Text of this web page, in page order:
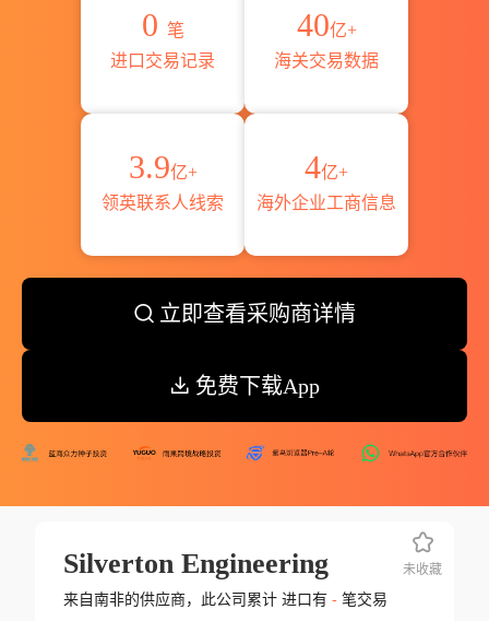
0 笔
进口交易记录
40亿+
海关交易数据
3.9亿+
领英联系人线索
4亿+
海外企业工商信息
立即查看采购商详情
免费下载App
Silverton Engineering
来自南非的供应商，此公司累计 进口有 -笔交易
未收藏